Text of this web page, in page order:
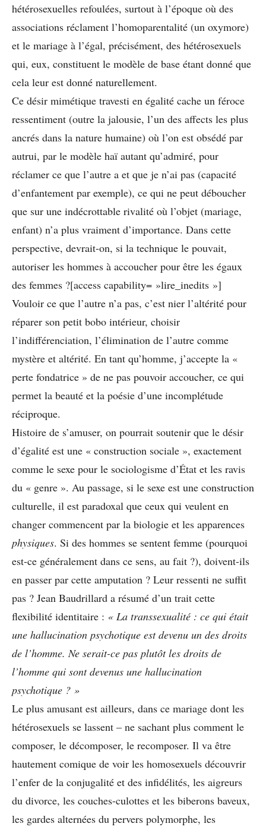
hétérosexuelles refoulées, surtout à l’époque où des
associations réclament l’homoparentalité (un oxymore)
et le mariage à l’égal, précisément, des hétérosexuels
qui, eux, constituent le modèle de base étant donné que
cela leur est donné naturellement.
Ce désir mimétique travesti en égalité cache un féroce
ressentiment (outre la jalousie, l’un des affects les plus
ancrés dans la nature humaine) où l’on est obsédé par
autrui, par le modèle haï autant qu’admiré, pour
réclamer ce que l’autre a et que je n’ai pas (capacité
d’enfantement par exemple), ce qui ne peut déboucher
que sur une indécrottable rivalité où l’objet (mariage,
enfant) n’a plus vraiment d’importance. Dans cette
perspective, devrait-on, si la technique le pouvait,
autoriser les hommes à accoucher pour être les égaux
des femmes ?[access capability= »lire_inedits »]
Vouloir ce que l’autre n’a pas, c’est nier l’altérité pour
réparer son petit bobo intérieur, choisir
l’indifférenciation, l’élimination de l’autre comme
mystère et altérité. En tant qu’homme, j’accepte la «
perte fondatrice » de ne pas pouvoir accoucher, ce qui
permet la beauté et la poésie d’une incomplétude
réciproque.
Histoire de s’amuser, on pourrait soutenir que le désir
d’égalité est une « construction sociale », exactement
comme le sexe pour le sociologisme d’État et les ravis
du « genre ». Au passage, si le sexe est une construction
culturelle, il est paradoxal que ceux qui veulent en
changer commencent par la biologie et les apparences
physiques. Si des hommes se sentent femme (pourquoi
est-ce généralement dans ce sens, au fait ?), doivent-ils
en passer par cette amputation ? Leur ressenti ne suffit
pas ? Jean Baudrillard a résumé d’un trait cette
flexibilité identitaire : « La transsexualité : ce qui était
une hallucination psychotique est devenu un des droits
de l’homme. Ne serait-ce pas plutôt les droits de
l’homme qui sont devenus une hallucination
psychotique ? »
Le plus amusant est ailleurs, dans ce mariage dont les
hétérosexuels se lassent – ne sachant plus comment le
composer, le décomposer, le recomposer. Il va être
hautement comique de voir les homosexuels découvrir
l’enfer de la conjugalité et des infidélités, les aigreurs
du divorce, les couches-culottes et les biberons baveux,
les gardes alternées du pervers polymorphe, les